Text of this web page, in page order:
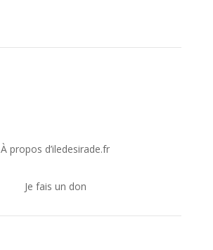
À propos d’iledesirade.fr
Je fais un don